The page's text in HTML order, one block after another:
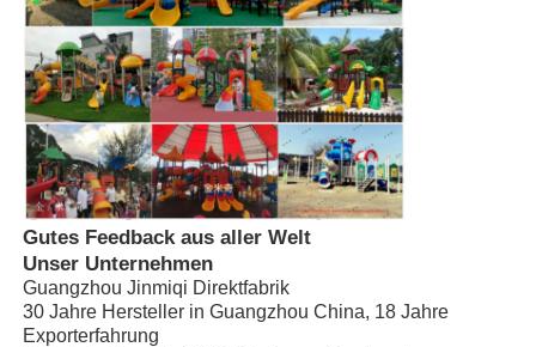
Große Wasserrutsche
Ausrüstung für Wasserparks
Seilspielplatz
Holzspielplatzgeräte
Gutes Feedback aus aller Welt
Unser Unternehmen
Guangzhou Jinmiqi Direktfabrik
30 Jahre Hersteller in Guangzhou China, 18 Jahre
Exporterfahrung